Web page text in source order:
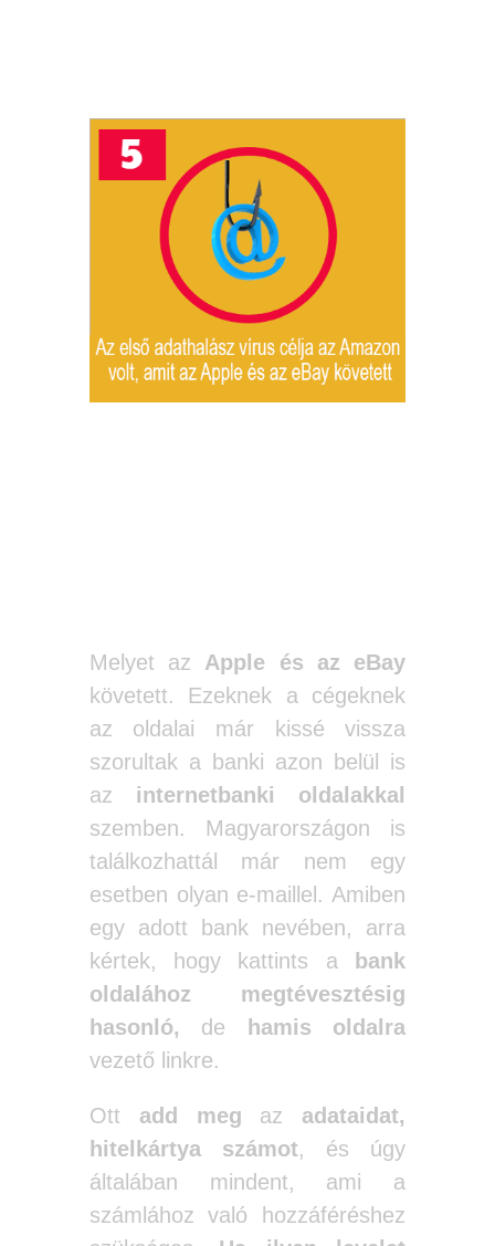
Melyet az Apple és az eBay
követett. Ezeknek a cégeknek
az oldalai már kissé vissza
szorultak a banki azon belül is
az internetbanki oldalakkal
szemben. Magyarországon is
találkozhattál már nem egy
esetben olyan e-maillel. Amiben
egy adott bank nevében, arra
kértek, hogy kattints a
bank
oldalához megtévesztésig
hasonló, de
hamis oldalra
vezető linkre.
Ott add meg az adataidat,
hitelkártya számot, és úgy
általában mindent, ami a
számlához való hozzáféréshez